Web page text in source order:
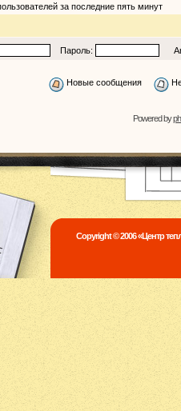
за последние пять минут
Пароль:
Новые сообщения
Powered by
Copyright © 2006 «Центр